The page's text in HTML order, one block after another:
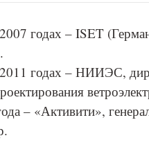
годах – ISET
годах – НИИЭС,
– «Активити»,